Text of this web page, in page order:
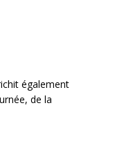
également
de la